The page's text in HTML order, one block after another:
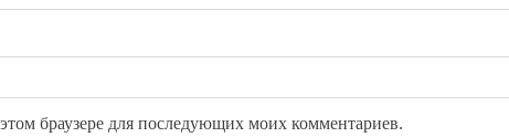
браузере для последующих моих комментариев.